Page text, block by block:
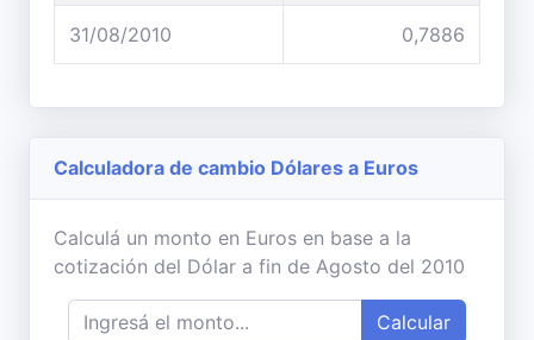
31/08/2010 0,7886
Calculadora de cambio Dólares a Euros
Calculá un monto en Euros en base a la
cotización del Dólar a fin de Agosto del 2010
Calcular